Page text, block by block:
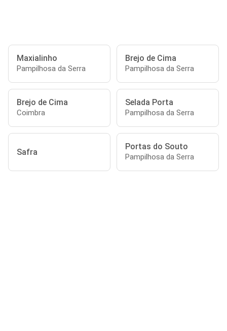
Maxialinho
Pampilhosa da Serra
Brejo de Cima
Pampilhosa da Serra
Brejo de Cima
Coimbra
Selada Porta
Pampilhosa da Serra
Safra
Portas do Souto
Pampilhosa da Serra